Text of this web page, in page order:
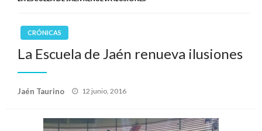
CRÓNICAS
La Escuela de Jaén renueva ilusiones
Jaén Taurino
Publicado
12 junio, 2016